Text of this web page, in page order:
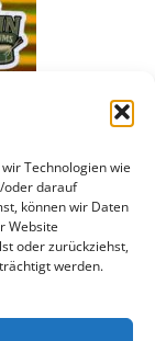
Technologien wie
oder darauf
können wir Daten
Website
oder zurückziehst,
werden.